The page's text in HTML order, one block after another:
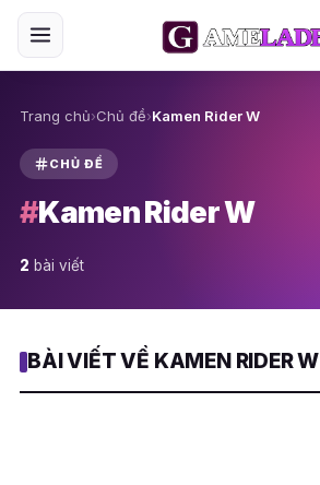
Trang chủ›Chủ đề›Kamen Rider W
CHỦ ĐỀ
#Kamen Rider W
2 bài viết
BÀI VIẾT VỀ KAMEN RIDER W